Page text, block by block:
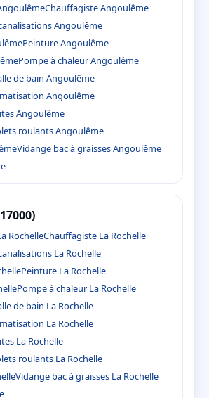
Chauffagiste Angoulême
Angoulême
Peinture Angoulême
Pompe à chaleur Angoulême
de bain Angoulême
Angoulême
Angoulême
roulants Angoulême
Vidange bac à graisses Angoulême
RochelleChauffagiste La Rochelle
La Rochelle
Peinture La Rochelle
Pompe à chaleur La Rochelle
de bain La Rochelle
La Rochelle
La Rochelle
roulants La Rochelle
Vidange bac à graisses La Rochelle